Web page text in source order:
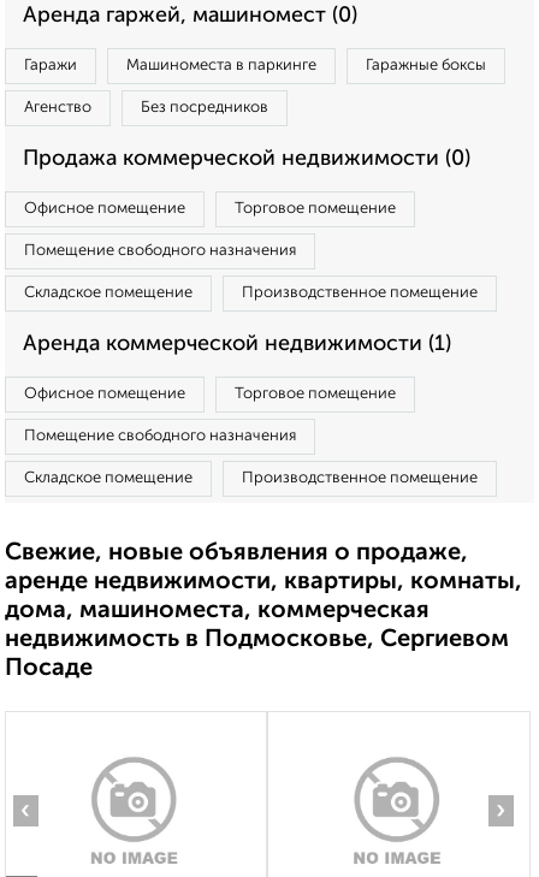
Аренда гаржей, машиномест (0)
Гаражи Машиноместа в паркинге Гаражные боксы
Агенство Без посредников
Продажа коммерческой недвижимости (0)
Офисное помещение Торговое помещение
Помещение свободного назначения
Складское помещение Производственное помещение
Аренда коммерческой недвижимости (1)
Офисное помещение Торговое помещение
Помещение свободного назначения
Складское помещение Производственное помещение
Свежие, новые объявления о продаже,
аренде недвижимости, квартиры, комнаты,
дома, машиноместа, коммерческая
недвижимость в Подмосковье, Сергиевом
Посаде
‹ ›